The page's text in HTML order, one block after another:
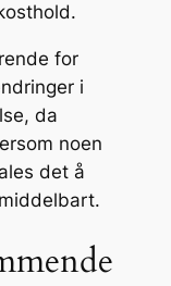
for
i
da
noen
det å